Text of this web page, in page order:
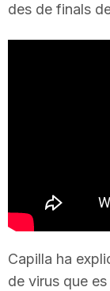
a
des de finals
Capilla ha
de virus que